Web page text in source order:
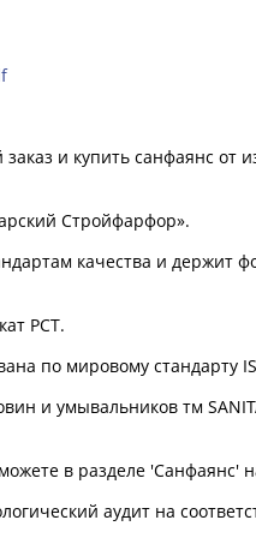
и купить санфаянс от
Стройфарфор».
качества и держит
РСТ.
по мировому стандарту
и умывальников тм
в разделе 'Санфаянс'
аудит на